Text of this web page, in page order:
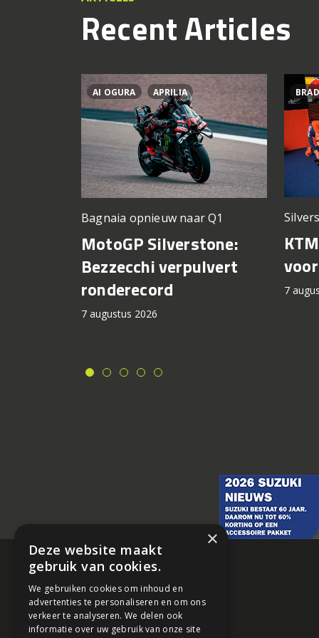
Recent Articles
AI OGURA APRILIA
Bagnaia opnieuw naar Q1
MotoGP Silverstone:
Bezzecchi verpulvert
ronderecord
7 augustus 2026
7
×
Deze website maakt
gebruik van cookies.
We gebruiken cookies om inhoud en
advertenties te personaliseren en om ons
verkeer te analyseren. We delen ook
informatie over uw gebruik van onze site